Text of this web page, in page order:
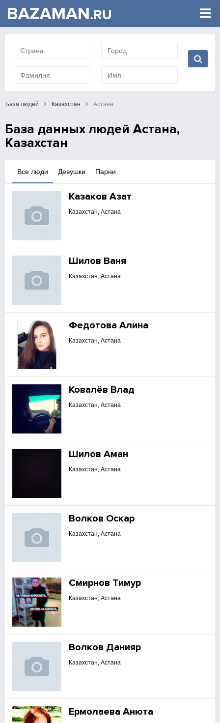
База людей Казахстан Астана
База данных людей Астана,
Казахстан
Парни
Девушки
Все люди
Казаков Азат
Казахстан, Астана
Шилов Ваня
Казахстан, Астана
Федотова Алина
Казахстан, Астана
Ковалёв Влад
Казахстан, Астана
Шилов Аман
Казахстан, Астана
Волков Оскар
Казахстан, Астана
Смирнов Тимур
Казахстан, Астана
Волков Данияр
Казахстан, Астана
Ермолаева Анюта